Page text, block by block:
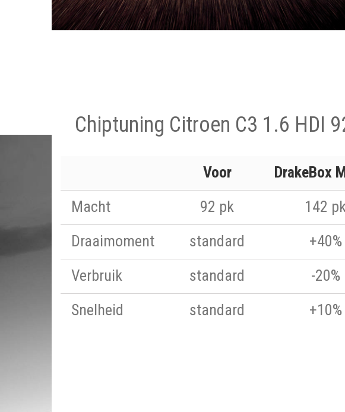
Chiptuning Citroen C3 1.6 HDI
Voor
DrakeBox
Macht
92 pk
142
Draaimoment
standard
+40%
Verbruik
standard
-20%
Snelheid
standard +10%